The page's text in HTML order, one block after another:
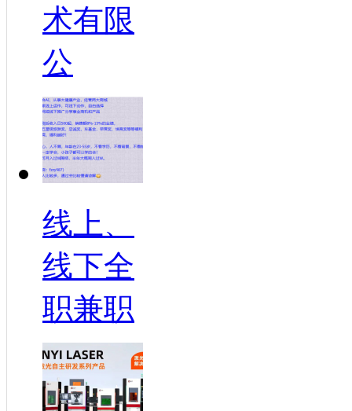
术有限
公
线上、
线下全
职兼职